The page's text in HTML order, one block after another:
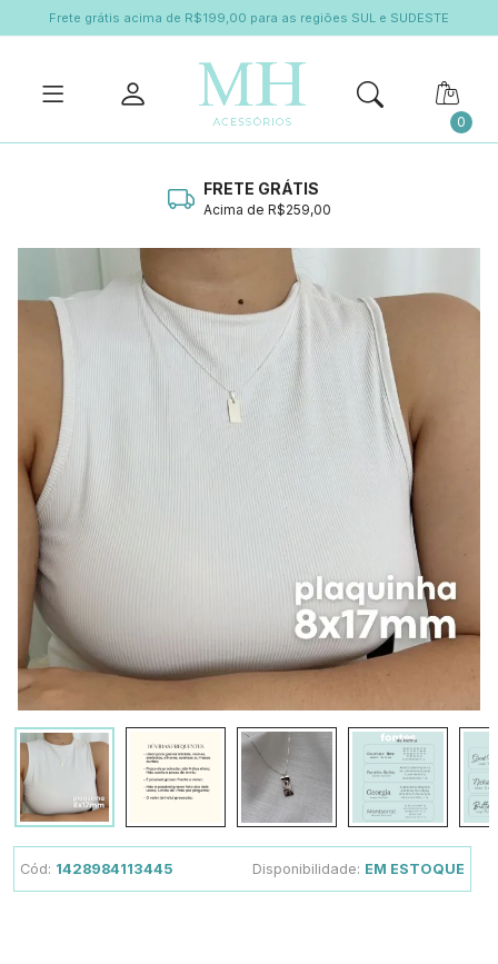
Frete grátis acima de R$199,00 para as regiões SUL e SUDESTE
0
FRETE GRÁTIS
Acima de R$259,00
Cód: 1428984113445 Disponibilidade: EM ESTOQUE